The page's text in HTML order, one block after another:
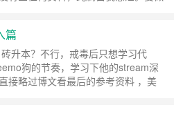
的用户已经没法领取了，而且不存在
一个红包有10人可领取，生成链接
有生存期。这里我意淫用Re……继
篇
升本？不行，戒毒后只想学习代
狗的节奏，学习下他的stream深
接略过博文看最后的参考资料 ，美